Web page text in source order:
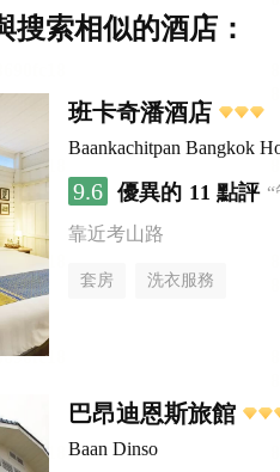
搜索相似的酒店：
班卡奇潘酒店
Baankachitpan Bangkok
9.6 優異的 11 點評
靠近考山路
套房 洗衣服務
巴昂迪恩斯旅館
Baan Dinso